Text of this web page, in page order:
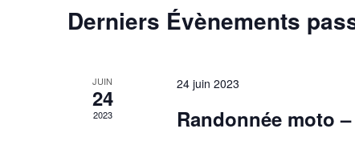
Derniers Évènements
JUIN
24
2023
24 juin 2023
Randonnée moto